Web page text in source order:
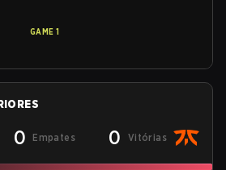
GAME 1
0 Empates 0 Vitórias